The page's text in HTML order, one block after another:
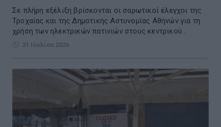
Σε πλήρη εξέλιξη βρίσκονται οι σαρωτικοί έλεγχοι της
Τροχαίας και της Δημοτικής Αστυνομίας Αθηνών για τη
χρήση των ηλεκτρικών πατινιών στους κεντρικού...
21 Ιουλίου 2026